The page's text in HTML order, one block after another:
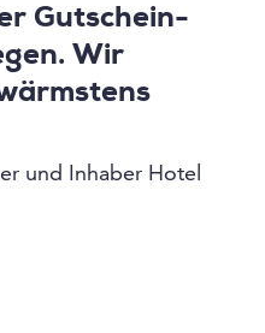
Gutschein-
Wir
und Inhaber Hotel